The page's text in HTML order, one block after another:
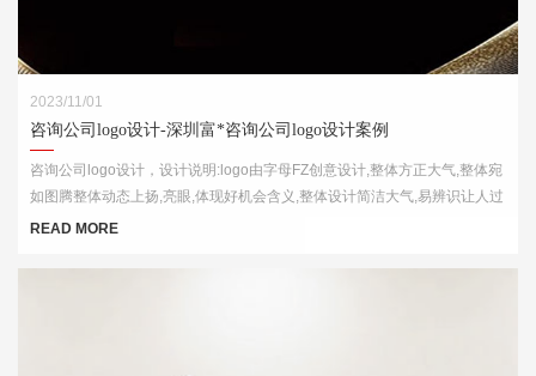
2023/11/01
咨询公司logo设计-深圳富*咨询公司logo设计案例
咨询公司logo设计，设计说明:logo由字母FZ创意设计,整体方正大气,整体宛
如图腾整体动态上扬,亮眼,体现好机会含义,整体设计简洁大气,易辨识让人过
目不忘
READ MORE